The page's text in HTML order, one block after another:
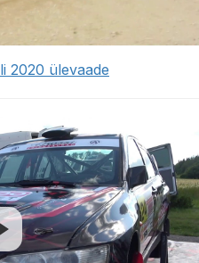
2020 ülevaade